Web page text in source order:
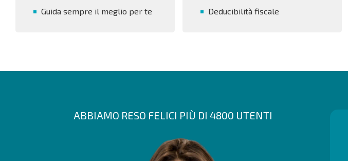
Guida sempre il meglio per te
Deducibilità fiscale
ABBIAMO RESO FELICI PIÙ DI 4800 UTENTI